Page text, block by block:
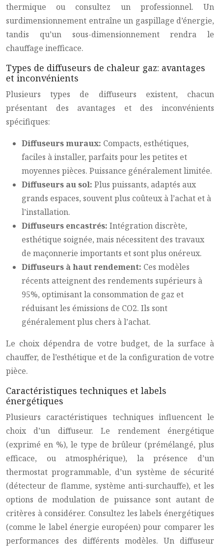
thermique ou consultez un professionnel. Un
surdimensionnement entraîne un gaspillage d’énergie,
tandis qu’un sous-dimensionnement rendra le
chauffage inefficace.
Types de diffuseurs de chaleur gaz: avantages
et inconvénients
Plusieurs types de diffuseurs existent, chacun
présentant des avantages et des inconvénients
spécifiques:
Diffuseurs muraux: Compacts, esthétiques,
faciles à installer, parfaits pour les petites et
moyennes pièces. Puissance généralement limitée.
Diffuseurs au sol: Plus puissants, adaptés aux
grands espaces, souvent plus coûteux à l’achat et à
l’installation.
Diffuseurs encastrés: Intégration discrète,
esthétique soignée, mais nécessitent des travaux
de maçonnerie importants et sont plus onéreux.
Diffuseurs à haut rendement: Ces modèles
récents atteignent des rendements supérieurs à
95%, optimisant la consommation de gaz et
réduisant les émissions de CO2. Ils sont
généralement plus chers à l’achat.
Le choix dépendra de votre budget, de la surface à
chauffer, de l’esthétique et de la configuration de votre
pièce.
Caractéristiques techniques et labels
énergétiques
Plusieurs caractéristiques techniques influencent le
choix d’un diffuseur. Le rendement énergétique
(exprimé en %), le type de brûleur (prémélangé, plus
efficace, ou atmosphérique), la présence d’un
thermostat programmable, d’un système de sécurité
(détecteur de flamme, système anti-surchauffe), et les
options de modulation de puissance sont autant de
critères à considérer. Consultez les labels énergétiques
(comme le label énergie européen) pour comparer les
performances des différents modèles. Un diffuseur